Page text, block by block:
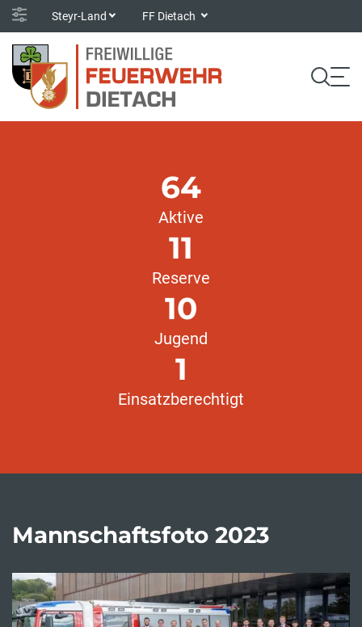
Steyr-Land FF Dietach
64
Aktive
11
Reserve
10
Jugend
1
Einsatzberechtigt
Mannschaftsfoto 2023